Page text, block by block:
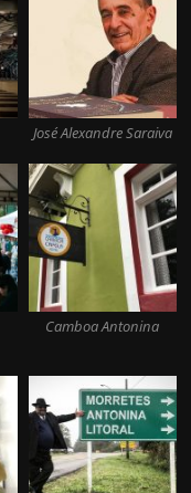
José Alexandre Saraiva
Camboa Antonina